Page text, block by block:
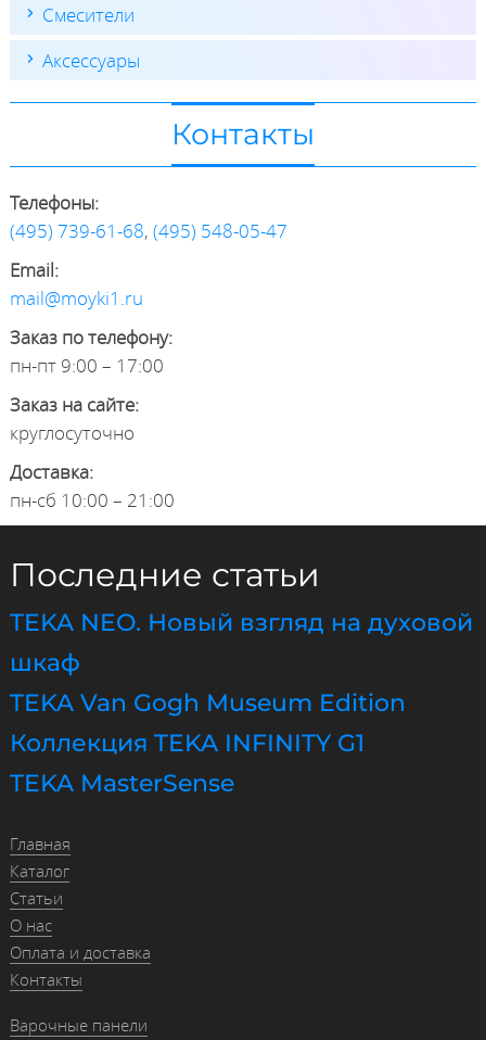
Смесители
Аксессуары
Контакты
Телефоны:
(495) 739-61-68, (495) 548-05-47
Email:
mail@moyki1.ru
Заказ по телефону:
пн-пт 9:00 – 17:00
Заказ на сайте:
круглосуточно
Доставка:
пн-сб 10:00 – 21:00
Последние статьи
TEKA NEO. Новый взгляд на духовой
шкаф
TEKA Van Gogh Museum Edition
Коллекция TEKA INFINITY G1
TEKA MasterSense
Главная
Каталог
Статьи
О нас
Оплата и доставка
Контакты
Варочные панели